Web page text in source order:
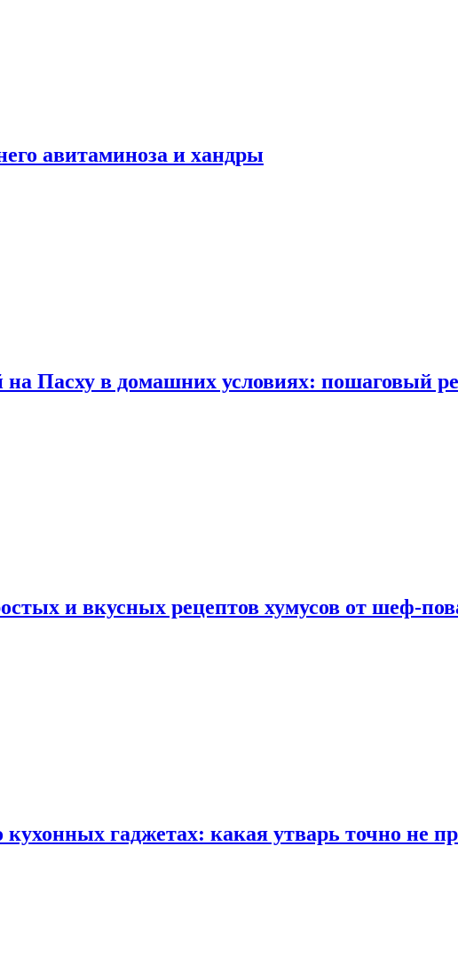
авитаминоза и хандры
Пасху в домашних условиях: пошаговый
и вкусных рецептов хумусов от шеф-
гаджетах: какая утварь точно не